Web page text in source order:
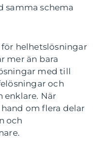
samma schema
helhetslösningar
mer än bara
med till
och
enklare. När
om flera delar
och